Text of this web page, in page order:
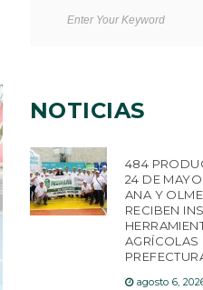
NOTICIAS
484
24 DE
ANA Y
RECIBEN
agosto 6,